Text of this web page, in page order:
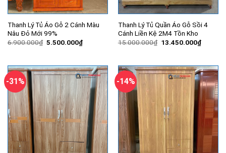
Thanh Lý Tủ Áo Gỗ 2 Cánh Màu
Nâu Đỏ Mới 99%
6.900.000₫ Giá
5.500.000₫Giá
hiện
5.500.000₫.
Thanh Lý Tủ Quần Áo Gỗ Sồi 4
Cánh Liền Kệ 2M4 Tồn Kho
15.000.000₫ Giá
13.450.000₫Giá
hiện
-31% -14%